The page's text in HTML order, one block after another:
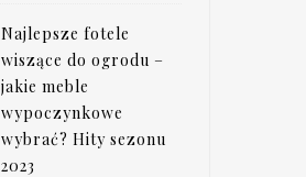
Najlepsze fotele
wiszące do ogrodu –
jakie meble
wypoczynkowe
wybrać? Hity sezonu
2023